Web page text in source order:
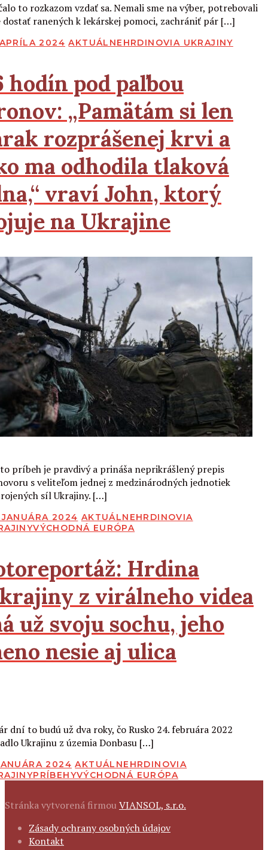
to rozkazom vzdať sa. Nemali sme na výber, potrebovali
dostať ranených k lekárskej pomoci, zachrániť pár […]
2024 AKTUÁLNE HRDINOVIA UKRAJINY
hodín pod paľbou
„Pamätám si len
rozprášenej krvi a
ma odhodila tlaková
vraví John, ktorý
na Ukrajine
príbeh je pravdivý a prináša neprikrášlený prepis
s veliteľom jednej z medzinárodných jednotiek
síl Ukrajiny. […]
2024 AKTUÁLNEHRDINOVIA
VÝCHODNÁ EURÓPA
Hrdina
z virálneho videa
už svoju sochu, jeho
nesie aj ulica
dní to budú už dva roky, čo Rusko 24. februára 2022
Ukrajinu z územia Donbasu […]
2024 AKTUÁLNE HRDINOVIA
PRÍBEHYVÝCHODNÁ EURÓPA
Stránka vytvorená firmou VIANSOL, s.r.o.
FOOTER
NAVIGATION
Zásady ochrany osobných údajov
Kontakt